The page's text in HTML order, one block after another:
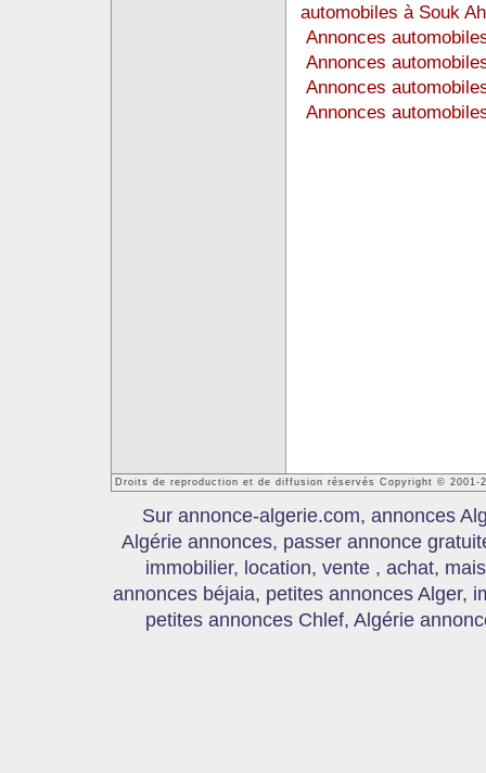
automobiles à Souk
Annonces
Annonces
Annonces
Annonces
Droits de reproduction et de diffusion réservés Copyright © 2001-
Sur annonce-algerie.com, annonces
Algérie annonces, passer annonce
immobilier, location, vente , achat,
annonces béjaia, petites annonces Alger,
petites annonces Chlef, Algérie